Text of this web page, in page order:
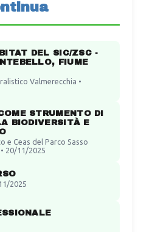
DEL SIC/ZSC -
FIUME
Valmerecchia •
STRUMENTO DI
BIODIVERSITÀ E
e Ceas del Parco Sasso
20/11/2025
2025